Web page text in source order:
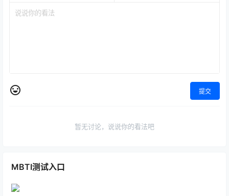
提交
暂无讨论，说说你的看法吧
MBTI测试入口